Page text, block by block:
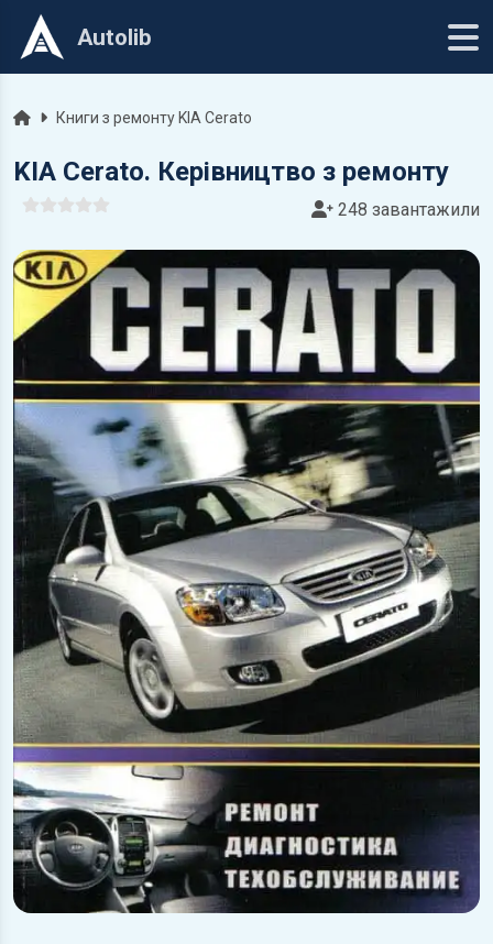
Autolib
ГоловнаКниги з ремонту KIA Cerato
KIA Cerato. Керівництво з ремонту
248 завантажили